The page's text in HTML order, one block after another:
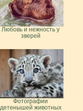
Любовь и нежность у
зверей
Фотографии
детенышей животных